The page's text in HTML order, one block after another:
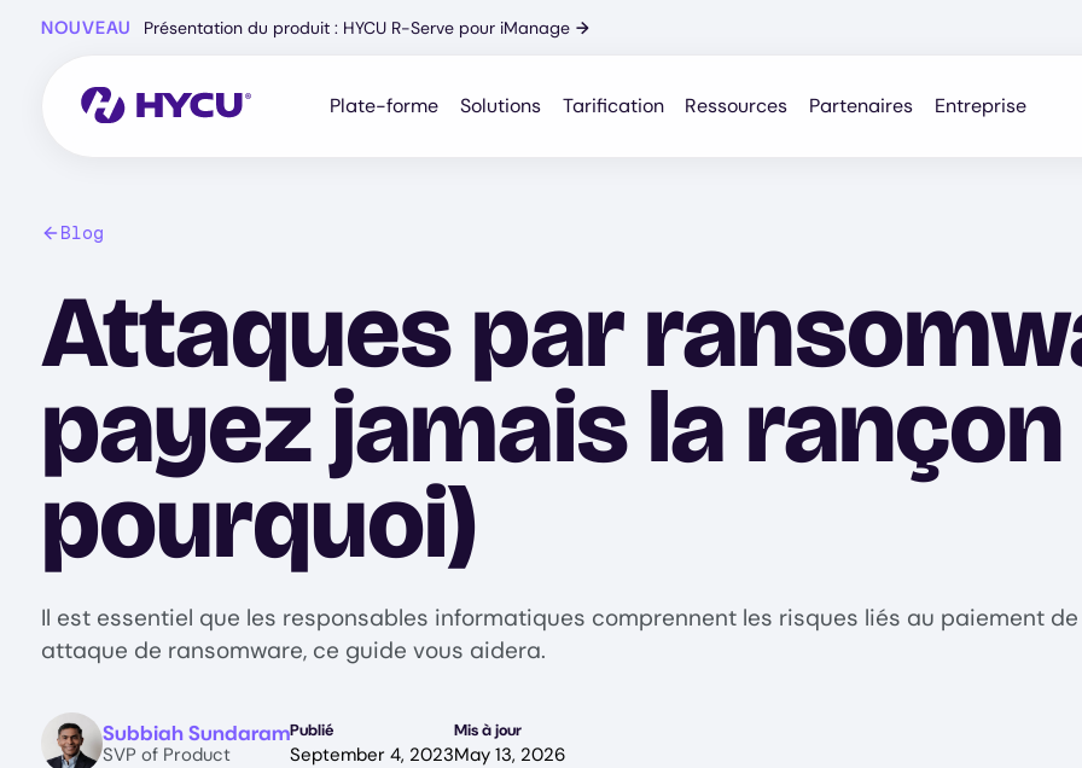
NOUVEAU Présentation du produit : HYCU R-Serve pour iManage →
Plate-forme Solutions Tarification Ressources Partenaires Entreprise
Blog
Attaques par
payez jamais la
pourquoi)
Il est essentiel que les responsables informatiques comprennent les risques liés au paiement
attaque de ransomware, ce guide vous aidera.
ImageSubbiah Sundaram
SVP of Product
Publié
September 4, 2023
Mis à jour
May 13, 2026